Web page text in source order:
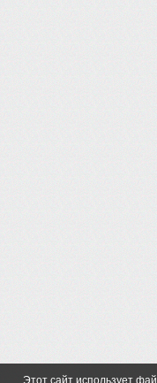
Этот сайт использует